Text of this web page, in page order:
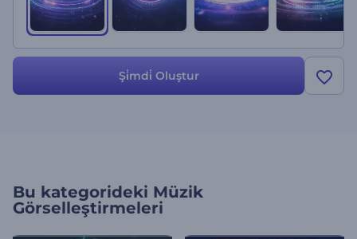
Şi̇mdi̇ Oluştur
Bu kategorideki Müzik
Görselleştirmeleri